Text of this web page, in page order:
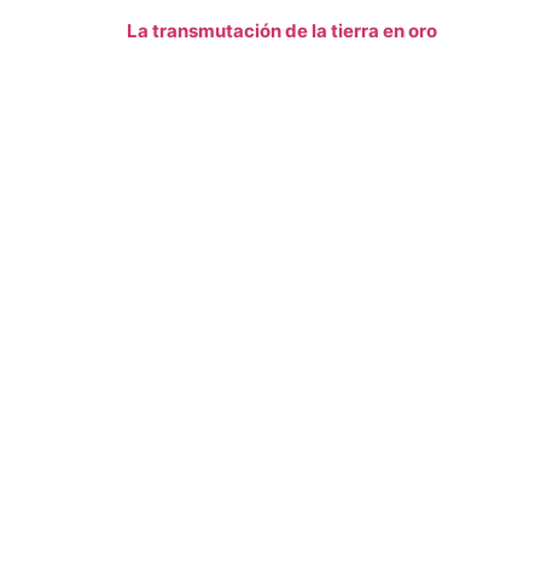
La transmutación de la tierra en oro